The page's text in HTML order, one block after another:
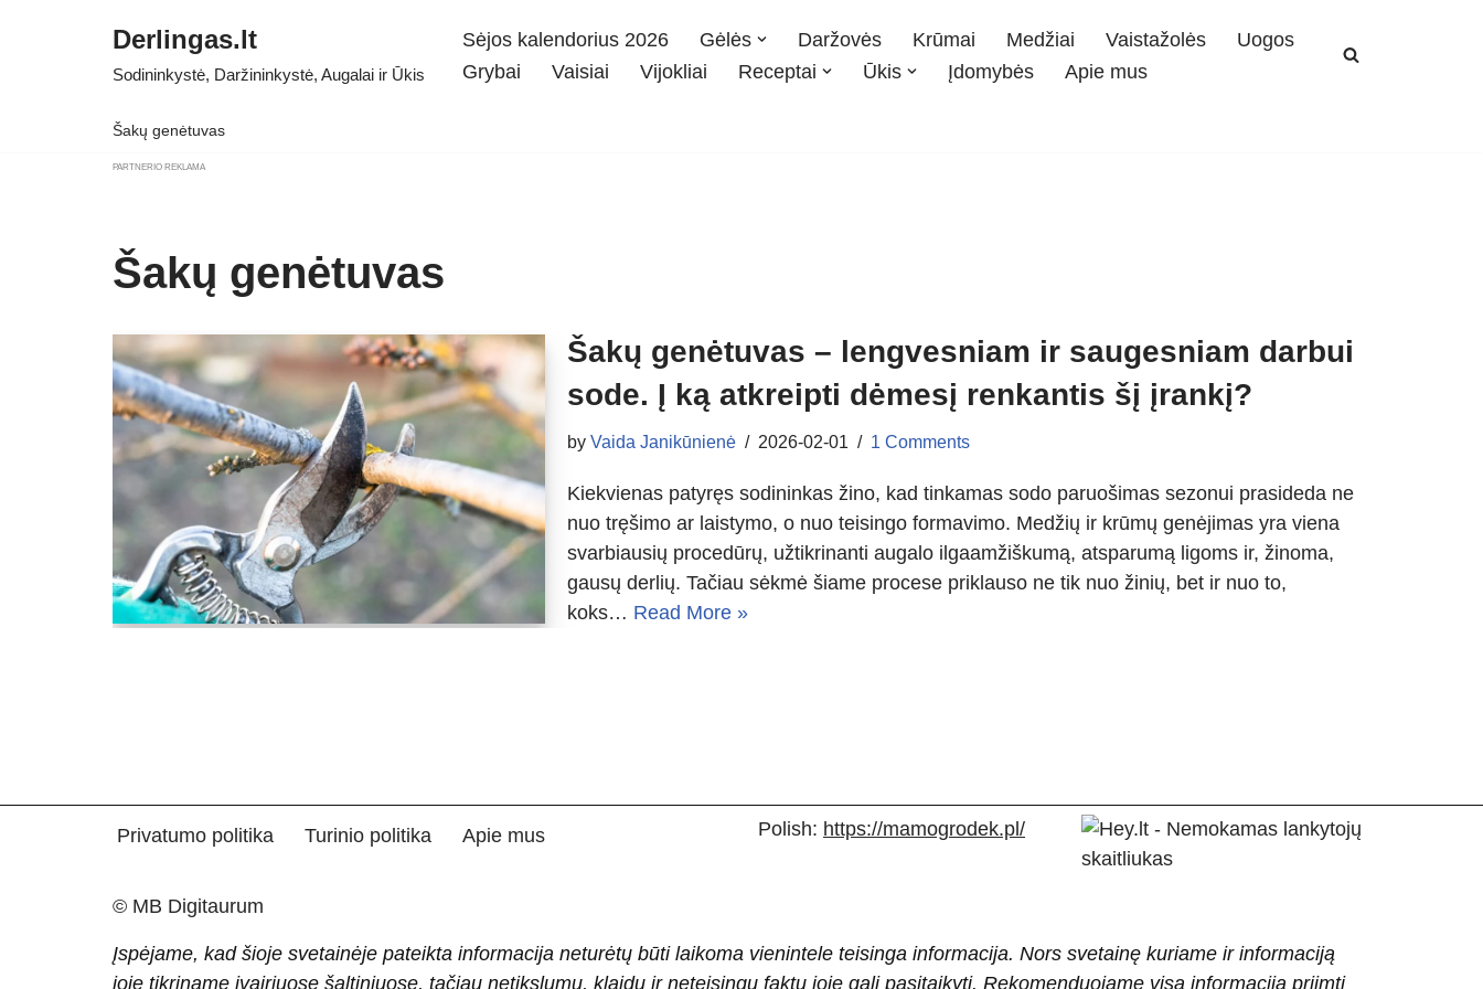
Derlingas.lt
Sodininkystė, Daržininkystė, Augalai ir Ūkis
Sėjos kalendorius 2026 Gėlės Daržovės Krūmai Medžiai Vaistažolės
Uogos
Grybai
Vaisiai Vijokliai Receptai Ūkis Įdomybės Apie mus
Šakų genėtuvas
PARTNERIO REKLAMA
Šakų genėtuvas
Šakų genėtuvas – lengvesniam ir saugesniam darbui
sode. Į ką atkreipti dėmesį renkantis šį įrankį?
by Vaida Janikūnienė 2026-02-01 1 Comments
Kiekvienas patyręs sodininkas žino, kad tinkamas sodo paruošimas sezonui prasideda ne
nuo tręšimo ar laistymo, o nuo teisingo formavimo. Medžių ir krūmų genėjimas yra viena
svarbiausių procedūrų, užtikrinanti augalo ilgaamžiškumą, atsparumą ligoms ir, žinoma,
gausų derlių. Tačiau sėkmė šiame procese priklauso ne tik nuo žinių, bet ir nuo to,
koks… Read More »
Privatumo politika Turinio politika Apie mus Polish: https://mamogrodek.pl/
© MB Digitaurum
Įspėjame, kad šioje svetainėje pateikta informacija neturėtų būti laikoma vienintele teisinga informacija. Nors svetainę kuriame ir informaciją
joje tikriname įvairiuose šaltiniuose, tačiau netikslumų, klaidų ir neteisingų faktų joje gali pasitaikyti. Rekomenduojame visą informaciją priimti